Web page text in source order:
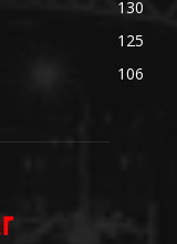
130
125
106